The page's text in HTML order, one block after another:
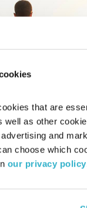
that are
well as other
and
choose which
our privacy policy
יריב גוטליב